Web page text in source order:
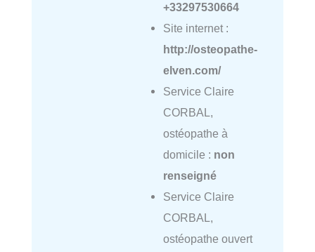
+33297530664
Site internet :
http://osteopathe-
elven.com/
Service Claire
CORBAL,
ostéopathe à
domicile : non
renseigné
Service Claire
CORBAL,
ostéopathe ouvert